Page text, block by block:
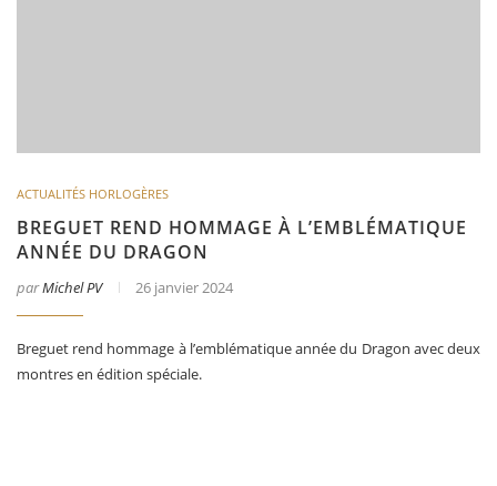
ACTUALITÉS HORLOGÈRES
BREGUET REND HOMMAGE À L’EMBLÉMATIQUE
ANNÉE DU DRAGON
parMichel PV 26 janvier 2024
Breguet rend hommage à l’emblématique année du Dragon avec deux
montres en édition spéciale.